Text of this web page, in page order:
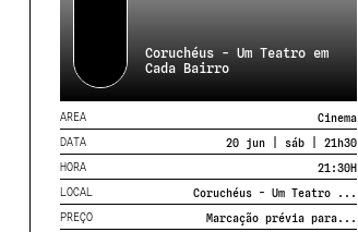
Coruchéus - Um Teatro em
Cada Bairro
AREA
Cinema
DATA
20 jun | sáb | 21h30
HORA
21:30H
LOCAL
Coruchéus - Um Teatro ...
PREÇO
Marcação prévia para...